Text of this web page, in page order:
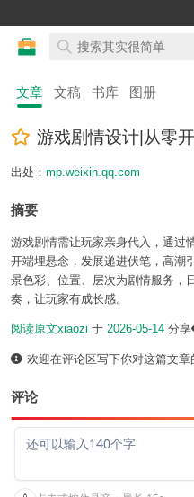
文章 文稿 书库 图册
游戏剧情设计|从零
出处： mp.weixin.qq.com
摘要
游戏剧情需让玩家亲身代入，通过
开端埋悬念，发展递进伏笔，高潮
景色彩、位置、层次为剧情服务，
奏，让玩家有成长感。
阅读原文xiaozi 于 2026-05-14 分享
欢迎在评论区写下你对这篇文章
评论